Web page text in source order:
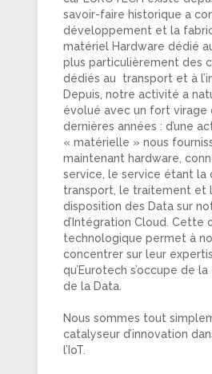
savoir-faire historique a
développement et la
matériel Hardware dédié
plus particulièrement des
dédiés au transport et à
Depuis, notre activité a
évolué avec un fort virage
dernières années : d’une
« matérielle » nous
maintenant hardware,
service, le service étant la
transport, le traitement et
disposition des Data sur
d’Intégration Cloud. Cette
technologique permet à
concentrer sur leur
qu’Eurotech s’occupe de
de la Data.
Nous sommes tout
catalyseur d’innovation
l’IoT.